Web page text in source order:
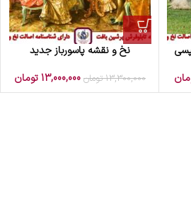
نخ و نقشه پاسورباز جدید
13,300,000 تومان 13,000,000تومان